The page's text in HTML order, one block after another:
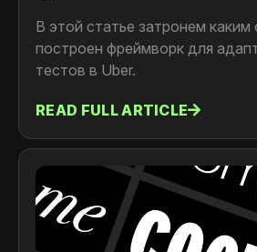
В этой статье затронем каким
построен фреймворк для
тестов в Uber.
READ FULL ARTICLE